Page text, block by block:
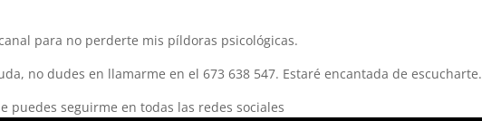
para no perderte mis píldoras psicológicas.
no dudes en llamarme en el 673 638 547. Estaré encantada de escucharte.
puedes seguirme en todas las redes sociales